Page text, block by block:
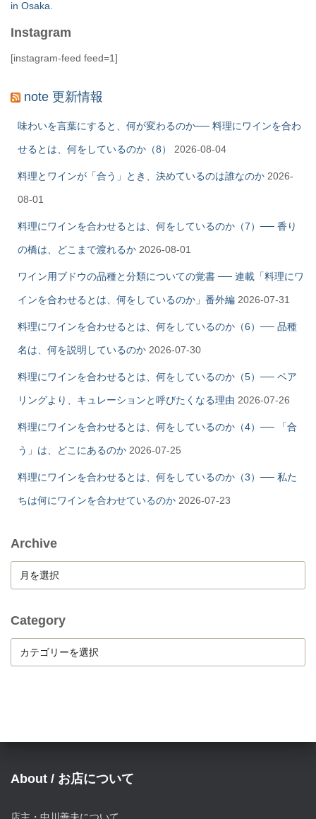
Instagram
[instagram-feed feed=1]
note 更新情報
味わいを言葉にすると、何が変わるのか── 料理にワインを合わ
せるとは、何をしているのか（8） 2026-08-04
料理とワインが「合う」とき、決めているのは誰なのか 2026-
08-01
料理にワインを合わせるとは、何をしているのか（7）── 香り
の橋は、どこまで渡れるか 2026-08-01
ワイン用ブドウの品種と分類についての覚書 ── 連載「料理にワ
インを合わせるとは、何をしているのか」番外編 2026-07-31
料理にワインを合わせるとは、何をしているのか（6）── 品種
名は、何を説明しているのか 2026-07-30
料理にワインを合わせるとは、何をしているのか（5）── ペア
リングより、キュレーションと呼びたくなる理由 2026-07-26
料理にワインを合わせるとは、何をしているのか（4）── 「合
う」は、どこにあるのか 2026-07-25
料理にワインを合わせるとは、何をしているのか（3）── 私た
ちは何にワインを合わせているのか 2026-07-23
Archive
h
Category
About / お店について